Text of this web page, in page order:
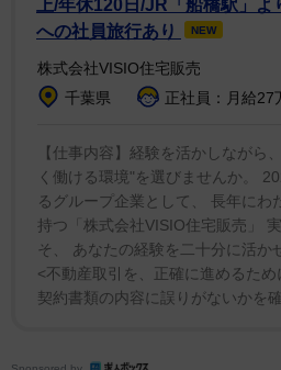
上/年休120日/JR「船橋駅」
への社員旅行あり
NEW
株式会社VISIO住宅販売
千葉県
正社員：月給27
【仕事内容】経験を活かしながら
く働ける環境"を選びませんか。
るグループ企業として、 長年にわ
持つ「株式会社VISIO住宅販売」
そ、 あなたの経験を二十分に活か
<不動産取引を、正確に進めるた
契約書類の内容に誤りがないかを